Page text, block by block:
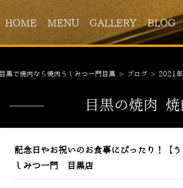
HOME MENU GALLERY BLOG
目黒で焼肉なら焼肉うしみつ一門目黒 > ブログ > 2021年
目黒の焼肉
記念日やお祝いのお食事にぴったり！【
しみつ一門 目黒店